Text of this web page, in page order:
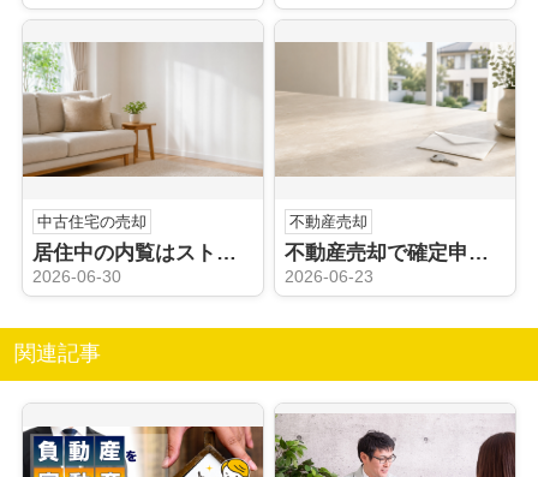
中古住宅の売却
居住中の内覧はストレスになる？売却時の負担を減らす工夫も解説
2026-06-30
不動産売却
不動産売却で確定申告は不要？申告が必要なケースや注意点も解説
2026-06-23
関連記事